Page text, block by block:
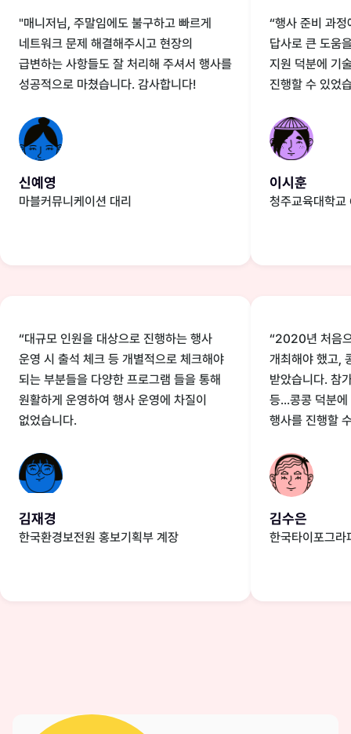
"매니저님, 주말임에도 불구하고 빠르게
네트워크 문제 해결해주시고 현장의
급변하는 사항들도 잘 처리해 주셔서 행사를
성공적으로 마쳤습니다. 감사합니다!
신예영
마블커뮤니케이션 대리
“행사 준비 과
답사로 큰 도움
지원 덕분에 기
진행할 수 있었
이시훈
청주교육대학
“대규모 인원을 대상으로 진행하는 행사
운영 시 출석 체크 등 개별적으로 체크해야
되는 부분들을 다양한 프로그램 들을 통해
원활하게 운영하여 행사 운영에 차질이
없었습니다.
김재경
한국환경보전원 홍보기획부 계장
“2020년 처음
개최해야 했고,
받았습니다. 참
등...콩콩 덕분
행사를 진행할
김수은
한국타이포그라